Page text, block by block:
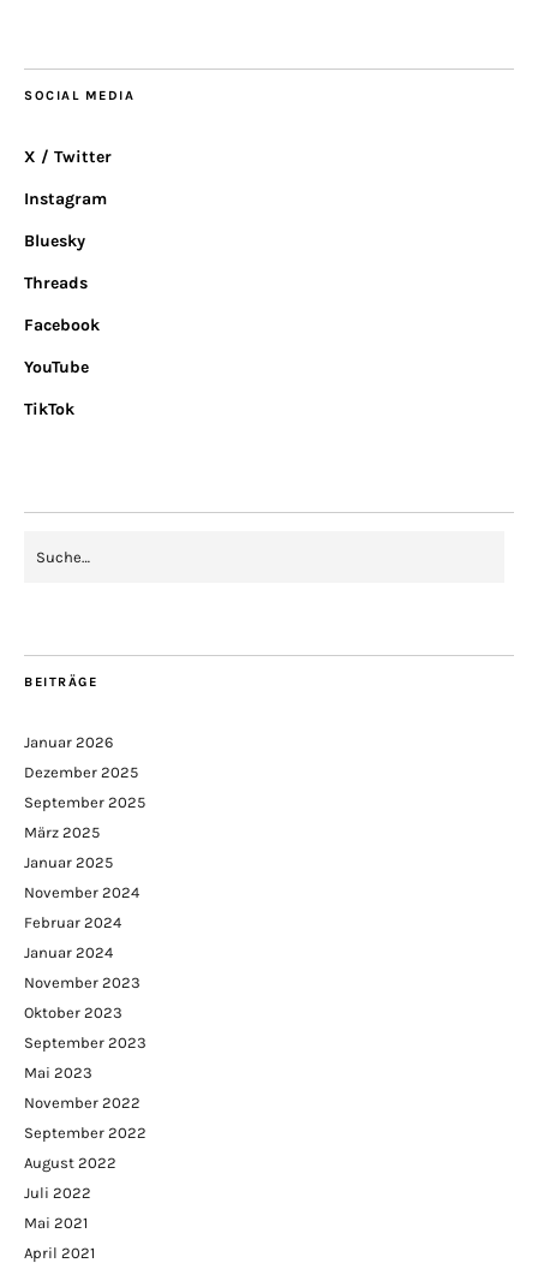
SOCIAL MEDIA
X / Twitter
Instagram
Bluesky
Threads
Facebook
YouTube
TikTok
BEITRÄGE
Januar 2026
Dezember 2025
September 2025
März 2025
Januar 2025
November 2024
Februar 2024
Januar 2024
November 2023
Oktober 2023
September 2023
Mai 2023
November 2022
September 2022
August 2022
Juli 2022
Mai 2021
April 2021